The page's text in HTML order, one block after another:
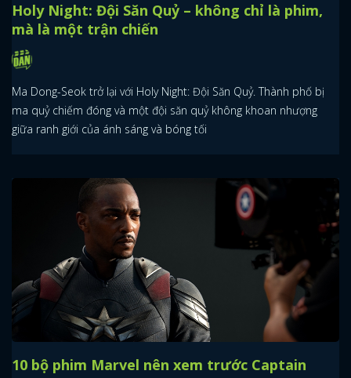
Holy Night: Đội Săn Quỷ – không chỉ là phim,
mà là một trận chiến
Ma Dong-Seok trở lại với Holy Night: Đội Săn Quỷ. Thành phố bị
ma quỷ chiếm đóng và một đội săn quỷ không khoan nhượng
giữa ranh giới của ánh sáng và bóng tối
10 bộ phim Marvel nên xem trước Captain